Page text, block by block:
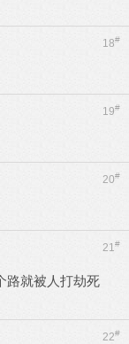
18#
19#
20#
21#
路就被人打劫死
22#